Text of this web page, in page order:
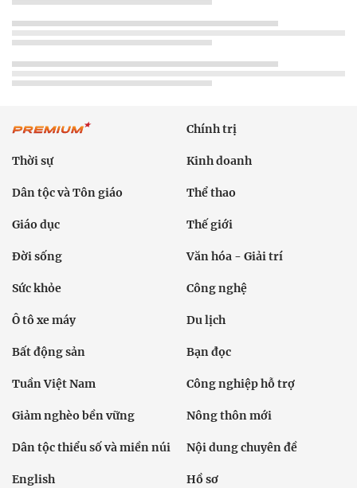
Chính trị
Thời sự Kinh doanh
Dân tộc và Tôn giáo Thể thao
Giáo dục Thế giới
Đời sống Văn hóa - Giải trí
Sức khỏe Công nghệ
Ô tô xe máy Du lịch
Bất động sản Bạn đọc
Tuần Việt Nam Công nghiệp hỗ trợ
Giảm nghèo bền vững Nông thôn mới
Dân tộc thiểu số và miền núi Nội dung chuyên đề
English Hồ sơ